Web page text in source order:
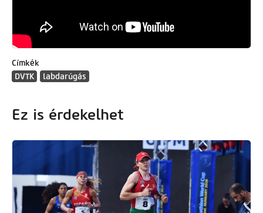
Címkék
DVTK
labdarúgás
Ez is érdekelhet